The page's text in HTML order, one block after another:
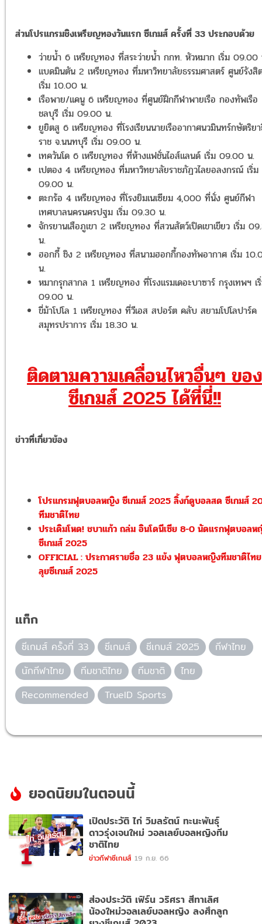
ส่วนโปรแกรมชิงเหรียญทองวันแรก ซีเกมส์ ครั้งที่ 33 ประกอบด้วย
ว่ายน้ำ 6 เหรียญทอง ที่สระว่ายน้ำ กกท. หัวหมาก เริ่ม 09.00
แบดมินตัน 2 เหรียญทอง ที่มหาวิทยาลัยธรรมศาสตร์ ศูนย์รังสิ
เริ่ม 10.00 น.
เรือพาย/แคนู 6 เหรียญทอง ที่ศูนย์ฝึกกีฬาพายเรือ กองทัพเรือ
ชลบุรี เริ่ม 09.00 น.
ยูยิตสู 6 เหรียญทอง ที่โรงเรียนนายเรืออากาศนวมินทร์กษัตริย
ราช จ.นนทบุรี เริ่ม 09.00 น.
เทควันโด 6 เหรียญทอง ที่ห้างแฟชั่นไอส์แลนด์ เริ่ม 09.00 น.
เปตอง 4 เหรียญทอง ที่มหาวิทยาลัยราชภัฏวไลยอลงกรณ์ เริ่ม
09.00 น.
ตะกร้อ 4 เหรียญทอง ที่โรงยิมเนเซียม 4,000 ที่นั่ง ศูนย์กีฬา
เทศบาลนครนครปฐม เริ่ม 09.30 น.
จักรยานเสือภูเขา 2 เหรียญทอง ที่สวนสัตว์เปิดเขาเขียว เริ่ม
น.
ฮอกกี้ ชิง 2 เหรียญทอง ที่สนามฮอกกี้กองทัพอากาศ เริ่ม
น.
หมากรุกสากล 1 เหรียญทอง ที่โรงแรมเดอะบาซาร์ กรุงเทพฯ เ
09.00 น.
ขี่ม้าโปโล 1 เหรียญทอง ที่วีเอส สปอร์ต คลับ สยามโปโลปาร์ค
สมุทรปราการ เริ่ม 18.30 น.
ติดตามความเคลื่อนไหวอื่นๆ ของ
ซีเกมส์ 2025 ได้ที่นี่!!
ข่าวที่เกี่ยวข้อง
โปรแกรมฟุตบอลหญิง ซีเกมส์ 2025 ลิ้งก์ดูบอลสด ซีเกมส์
ทีมชาติไทย
ประเดิมโหด! ชบาแก้ว ถล่ม อินโดนีเซีย 8-0 นัดแรกฟุตบอล
ซีเกมส์ 2025
OFFICIAL : ประกาศรายชื่อ 23 แข้ง ฟุตบอลหญิงทีมชาติไทย
ลุยซีเกมส์ 2025
แท็ก
ซีเกมส์ ครั้งที่ 33 ซีเกมส์ ซีเกมส์ 2025
กีฬาไทย
นักกีฬาไทย
ทีมชาติไทย ทีมชาติ
ไทย
Recommended
TrueID Sports
ยอดนิยมในตอนนี้
1
เปิดประวัติ ไก่ วิมลรัตน์ ทะนะพันธุ์
ดาวรุ่งเจนใหม่ วอลเลย์บอลหญิงทีม
ชาติไทย
ข่าวกีฬาซีเกมส์ 19 ก.ย. 66
ส่องประวัติ เฟิร์น วริศรา สีทาเลิศ
น้องใหม่วอลเลย์บอลหญิง ลงศึกลูก